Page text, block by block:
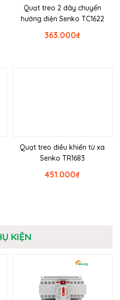
Quạt treo 2 dây chuyển
hướng điện Senko TC1622
₫
363.000
Quạt treo điều khiển từ xa
Senko TR1683
₫
451.000
KIỆN